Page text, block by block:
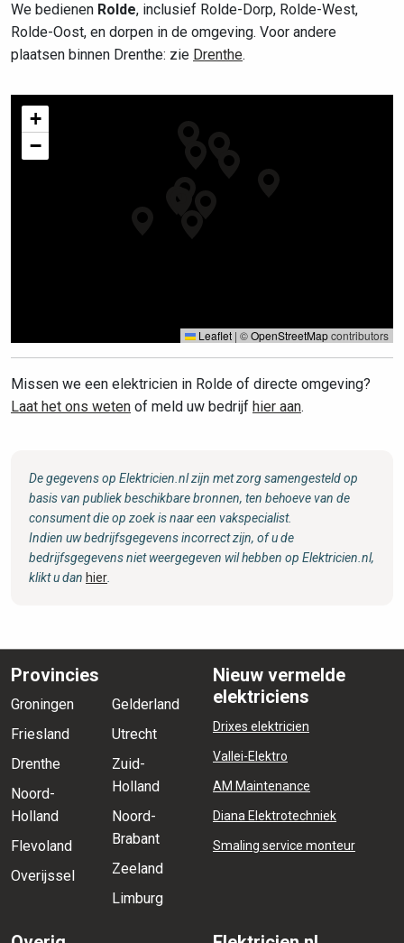
We bedienen Rolde, inclusief Rolde-Dorp, Rolde-West,
Rolde-Oost, en dorpen in de omgeving. Voor andere
plaatsen binnen Drenthe: zie Drenthe.
+
−
Leaflet | ©OpenStreetMapcontributors
Missen we een elektricien in Rolde of directe omgeving?
Laat het ons weten of meld uw bedrijf hier aan.
De gegevens op Elektricien.nl zijn met zorg samengesteld op
basis van publiek beschikbare bronnen, ten behoeve van de
consument die op zoek is naar een vakspecialist.
Indien uw bedrijfsgegevens incorrect zijn, of u de
bedrijfsgegevens niet weergegeven wil hebben op Elektricien.nl,
klikt u dan hier
Provincies
Groningen
Friesland
Drenthe
Noord-
Holland
Flevoland
Overijssel
Gelderland
Utrecht
Zuid-
Holland
Noord-
Brabant
Zeeland
Limburg
Nieuw vermelde
elektriciens
Drixes elektricien
Vallei-Elektro
AM Maintenance
Diana Elektrotechniek
Smaling service monteur